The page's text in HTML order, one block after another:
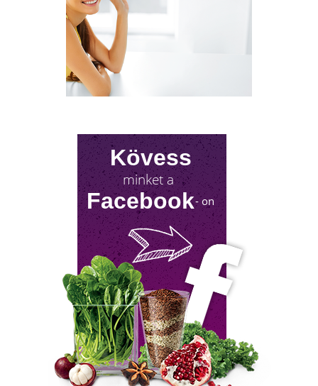
FÉRFI VÁLTOZÓKOR - A
LEHETŐSÉGET LÁSD MEG
Sokan gondolják, hogy a változókor csak a
nőket érinti. Valójában a férfiaknál is
jelentkezik a tesztoszteronszint fokozatos
elért téged is? Hogyan tudod megállítani?
Milyen lehetőségeket rejt? Olvass tovább!
NYIROKRENDSZER KISOKOS
Kövess
minket a
Facebook- on